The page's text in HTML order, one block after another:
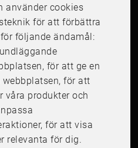
använder cookies
för att förbättra
följande ändamål:
, för att ge en
,för att
våra produkter och
,för att visa
relevanta för dig.